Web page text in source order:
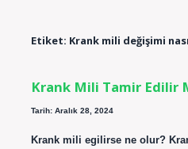
Etiket: Krank mili değişimi
Krank Mili Tamir Edilir
Tarih: Aralık 28, 2024
Krank mili egilirse ne olur?